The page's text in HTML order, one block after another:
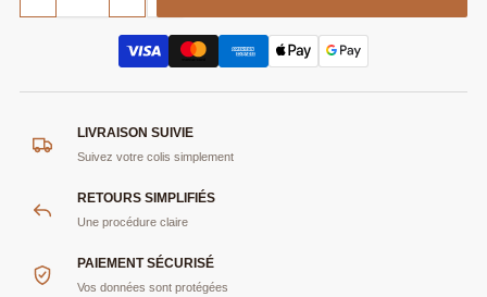
LIVRAISON SUIVIE
Suivez votre colis simplement
RETOURS SIMPLIFIÉS
Une procédure claire
PAIEMENT SÉCURISÉ
Vos données sont protégées